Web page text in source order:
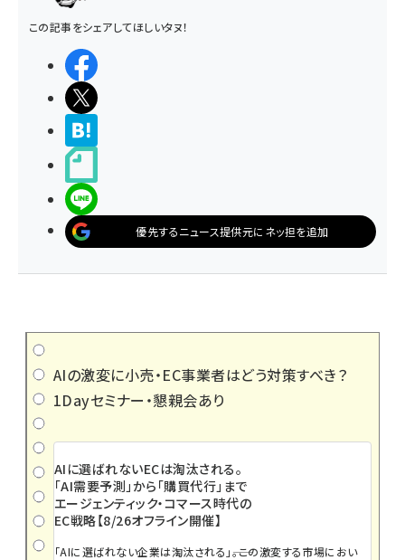
この記事をシェアしてほしいタヌ！
優先するニュース提供元にネッ担を追加
AIの激変に小売・EC事業者はどう対策すべき？
1Dayセミナー・懇親会あり
AIに選ばれないECは淘汰される。
「AI需要予測」から「購買代行」まで
エージェンティック・コマース時代の
EC戦略【8/26オフライン開催】
「AIに選ばれない企業は淘汰される」――。この激変する市場におい